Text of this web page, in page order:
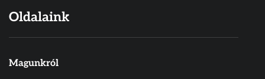
Oldalaink
Magunkról